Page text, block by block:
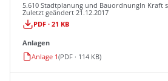
5.610 Stadtplanung und BauordnungIn Kraft
Zuletzt geändert 21.12.2017
PDF · 21 KB
Anlagen
Anlage 1(PDF · 114 KB)